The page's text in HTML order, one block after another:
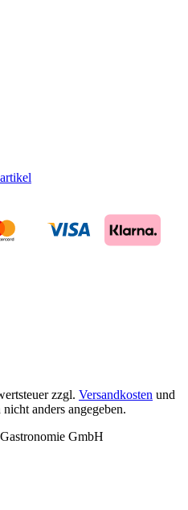
zzgl. Versandkosten und
anders angegeben.
GmbH